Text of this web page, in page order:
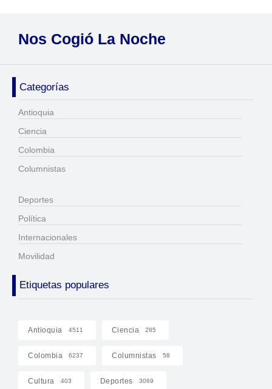
Nos Cogió La Noche
Categorías
Antioquia
Ciencia
Colombia
Columnistas
Deportes
Política
Internacionales
Movilidad
Etiquetas populares
Antioquia 4511 Ciencia 285
Colombia 6237 Columnistas 58
Cultura 403 Deportes 3069